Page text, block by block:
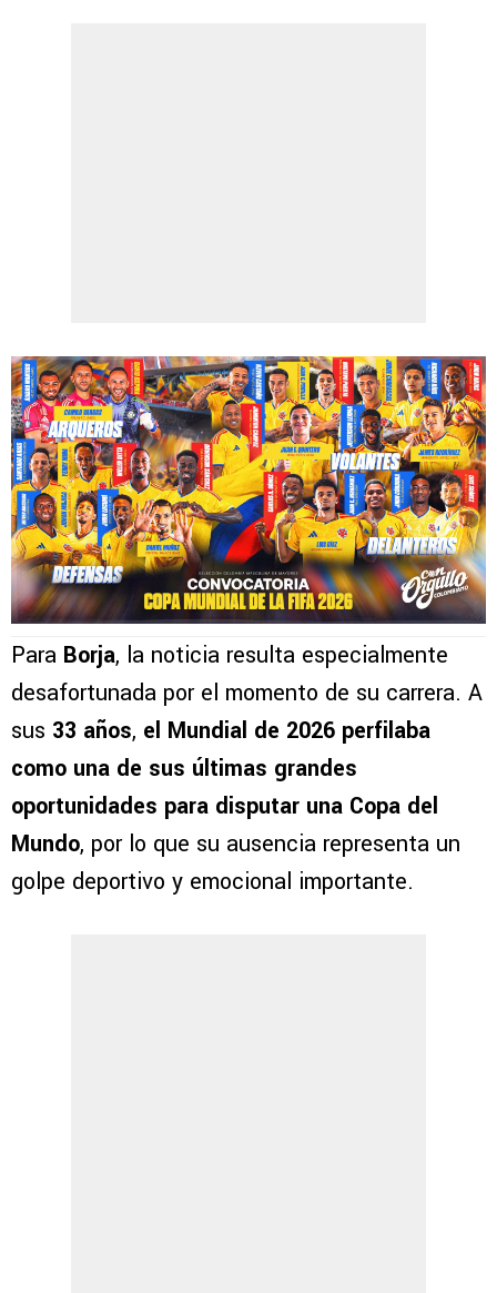
Para Borja, la noticia resulta especialmente
desafortunada por el momento de su carrera. A
sus 33 años, el Mundial de 2026 perfilaba
como una de sus últimas grandes
oportunidades para disputar una Copa del
Mundo, por lo que su ausencia representa un
golpe deportivo y emocional importante.